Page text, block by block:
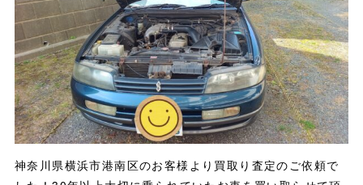
神奈川県横浜市港南区のお客様より買取り査定のご依頼で